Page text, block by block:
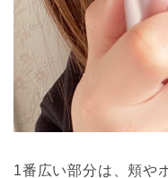
1番広い部分は、頬や